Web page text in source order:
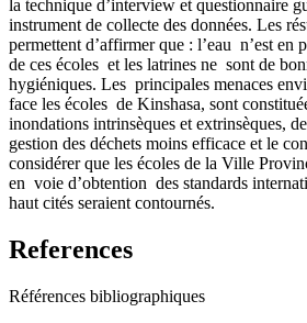
la technique d’interview et questionnaire
instrument de collecte des données. Les
permettent d’affirmer que : l’eau n’est en
de ces écoles et les latrines ne sont de
hygiéniques. Les principales menaces
face les écoles de Kinshasa, sont
inondations intrinsèques et extrinsèques,
gestion des déchets moins efficace et le
considérer que les écoles de la Ville
en voie d’obtention des standards
haut cités seraient contournés.
References
Références bibliographiques